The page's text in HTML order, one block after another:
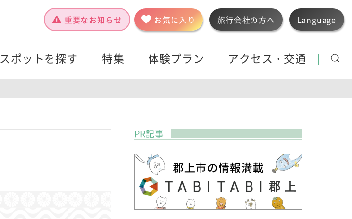
重要なお知らせ お気に入り 旅行会社の方へ Language
スポットを探す 特集 体験プラン アクセス・交通
PR記事